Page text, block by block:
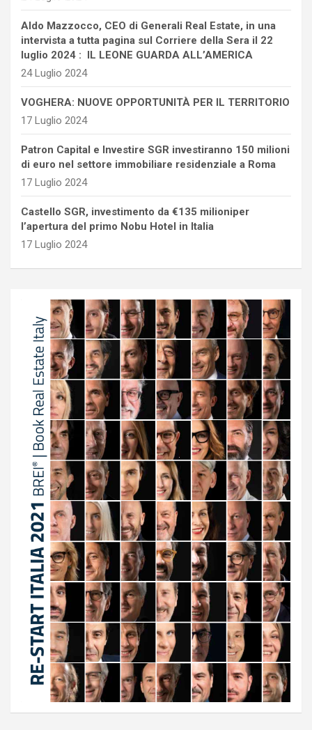
Aldo Mazzocco, CEO di Generali Real Estate, in una
intervista a tutta pagina sul Corriere della Sera il 22
luglio 2024 : IL LEONE GUARDA ALL’AMERICA
24 Luglio 2024
VOGHERA: NUOVE OPPORTUNITÀ PER IL TERRITORIO
17 Luglio 2024
Patron Capital e Investire SGR investiranno 150 milioni
di euro nel settore immobiliare residenziale a Roma
17 Luglio 2024
Castello SGR, investimento da €135 milioniper
l’apertura del primo Nobu Hotel in Italia
17 Luglio 2024